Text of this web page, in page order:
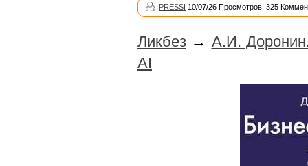
PRESSI 10/07/26 Просмотров: 325
Ликбез → А.И.
AI